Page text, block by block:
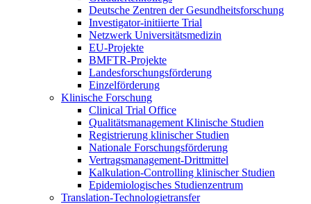
Deutsche Zentren der Gesundheitsforschung
Investigator-initiierte Trial
Netzwerk Universitätsmedizin
EU-Projekte
BMFTR-Projekte
Landesforschungsförderung
Einzelförderung
Klinische Forschung
Clinical Trial Office
Qualitätsmanagement Klinische Studien
Registrierung klinischer Studien
Nationale Forschungsförderung
Vertragsmanagement-Drittmittel
Kalkulation-Controlling klinischer Studien
Epidemiologisches Studienzentrum
Translation-Technologietransfer